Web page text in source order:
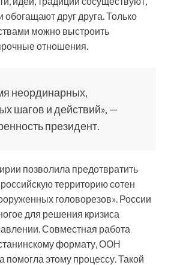
обогащают друг друга. Только
можно выстроить
отношения.
неординарных,
шагов и действий», —
президент.
позволила предотвратить
территорию сотен
головорезов». России
для решения кризиса
Совместная работа
формату, ООН
помогла этому процессу. Такой